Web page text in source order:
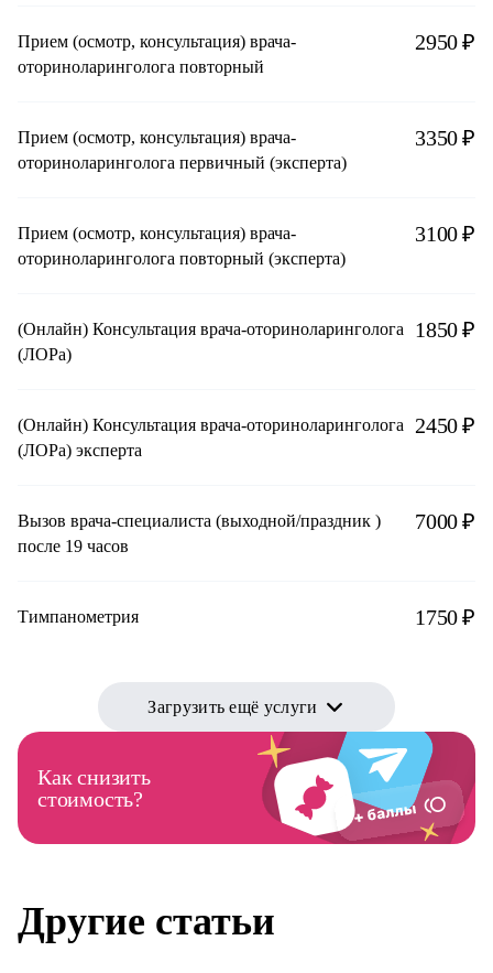
Прием (осмотр, консультация) врача-
оториноларинголога повторный
2950 ₽
Прием (осмотр, консультация) врача-
оториноларинголога первичный (эксперта)
3350 ₽
Прием (осмотр, консультация) врача-
оториноларинголога повторный (эксперта)
3100 ₽
(Онлайн) Консультация врача-оториноларинголога
(ЛОРа)
1850 ₽
(Онлайн) Консультация врача-оториноларинголога
(ЛОРа) эксперта
2450 ₽
Вызов врача-специалиста (выходной/праздник )
после 19 часов
7000 ₽
Тимпанометрия 1750 ₽
Загрузить ещё услуги
Как снизить
стоимость?
Другие статьи